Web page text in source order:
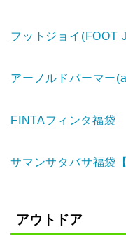
フットジョイ(FOOT
アーノルドパーマー
FINTAフィンタ福袋
サマンサタバサ福袋
アウトドア